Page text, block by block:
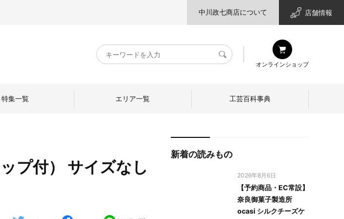
中川政七商店について 店舗情報
キ
ー
検
オンラインショップ
中川政七商店のひと
特集一覧 エリア一覧 工芸百科事典
プ付） サイズなし
新着の読みもの
2026年8月6日
【予約商品・EC常設】
奈良御菓子製造所
ocasi シルクチーズケ